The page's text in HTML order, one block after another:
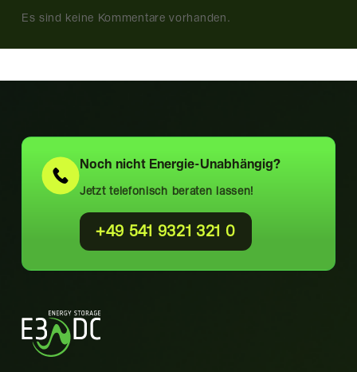
Es sind keine Kommentare vorhanden.
Noch nicht Energie-Unabhängig?
Jetzt telefonisch beraten lassen!
+49 541 9321 321 0